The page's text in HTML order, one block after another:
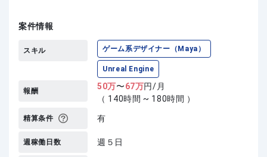
案件情報
スキル ゲーム系デザイナー（Maya）
Unreal Engine
報酬 50万〜67万円/月
（ 140時間 ~ 180時間 ）
精算条件 有
週稼働日数 週５日